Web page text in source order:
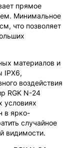
прямое
Минимальное
что позволяет
материалов и
IPX6,
воздействия
RGK N-24
условиях
в ярко-
случайное
видимости.